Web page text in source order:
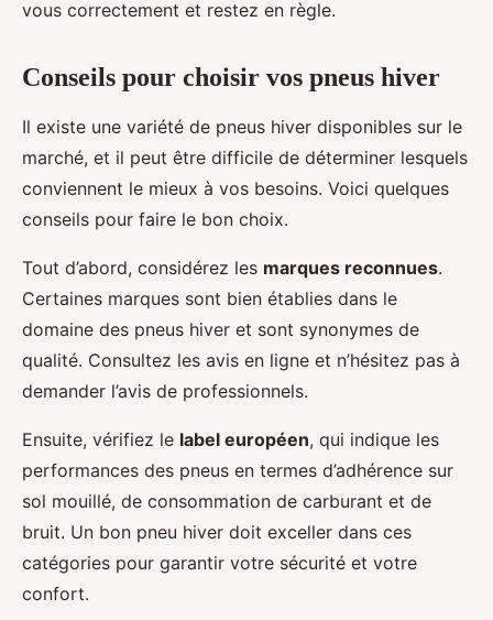
vous correctement et restez en règle.
Conseils pour choisir vos pneus hiver
Il existe une variété de pneus hiver disponibles sur le
marché, et il peut être difficile de déterminer lesquels
conviennent le mieux à vos besoins. Voici quelques
conseils pour faire le bon choix.
Tout d’abord, considérez les marques reconnues.
Certaines marques sont bien établies dans le
domaine des pneus hiver et sont synonymes de
qualité. Consultez les avis en ligne et n’hésitez pas à
demander l’avis de professionnels.
Ensuite, vérifiez le label européen, qui indique les
performances des pneus en termes d’adhérence sur
sol mouillé, de consommation de carburant et de
bruit. Un bon pneu hiver doit exceller dans ces
catégories pour garantir votre sécurité et votre
confort.